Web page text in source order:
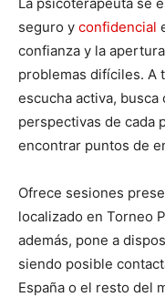
seguro y confidencial
confianza y la
problemas difíciles. A
escucha activa,
perspectivas de cada
encontrar puntos de
Ofrece sesiones
localizado en Torneo
además, pone a
siendo posible
España o el resto del